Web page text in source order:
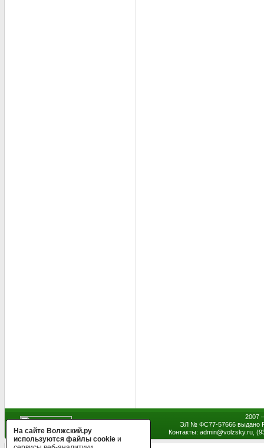
2007
ЭЛ № ФС77-57666 выдано
Контакты: admin@volzsky.ru,
На сайте Волжский.ру
используются файлы cookie и